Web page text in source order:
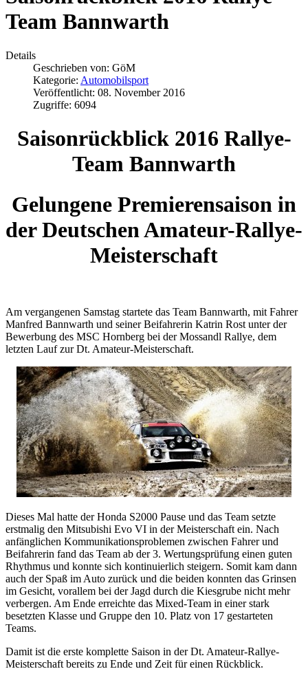
Team Bannwarth
Details
Geschrieben von: GöM
Kategorie: Automobilsport
Veröffentlicht: 08. November 2016
Zugriffe: 6094
Saisonrückblick 2016 Rallye-
Team Bannwarth
Gelungene Premierensaison in
der Deutschen Amateur-Rallye-
Meisterschaft
Am vergangenen Samstag startete das Team Bannwarth, mit Fahrer
Manfred Bannwarth und seiner Beifahrerin Katrin Rost unter der
Bewerbung des MSC Hornberg bei der Mossandl Rallye, dem
letzten Lauf zur Dt. Amateur-Meisterschaft.
Dieses Mal hatte der Honda S2000 Pause und das Team setzte
erstmalig den Mitsubishi Evo VI in der Meisterschaft ein. Nach
anfänglichen Kommunikationsproblemen zwischen Fahrer und
Beifahrerin fand das Team ab der 3. Wertungsprüfung einen guten
Rhythmus und konnte sich kontinuierlich steigern. Somit kam dann
auch der Spaß im Auto zurück und die beiden konnten das Grinsen
im Gesicht, vorallem bei der Jagd durch die Kiesgrube nicht mehr
verbergen. Am Ende erreichte das Mixed-Team in einer stark
besetzten Klasse und Gruppe den 10. Platz von 17 gestarteten
Teams.
Damit ist die erste komplette Saison in der Dt. Amateur-Rallye-
Meisterschaft bereits zu Ende und Zeit für einen Rückblick.